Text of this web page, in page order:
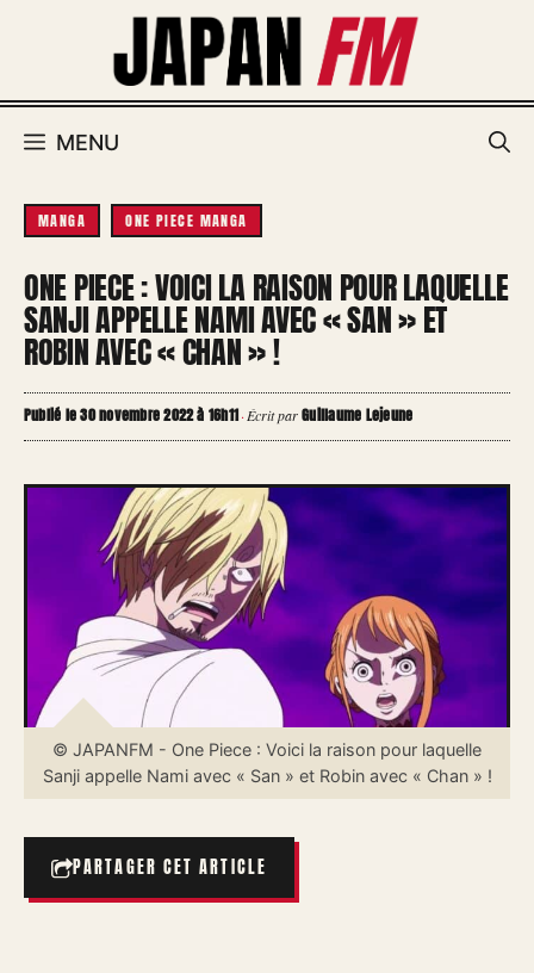
MENU
MANGA ONE PIECE MANGA
ONE PIECE : VOICI LA RAISON POUR LAQUELLE
SANJI APPELLE NAMI AVEC « SAN » ET
ROBIN AVEC « CHAN » !
Publié le 30 novembre 2022 à 16h11·Écrit parGuillaume Lejeune
© JAPANFM - One Piece : Voici la raison pour laquelle
Sanji appelle Nami avec « San » et Robin avec « Chan » !
PARTAGER CET ARTICLE